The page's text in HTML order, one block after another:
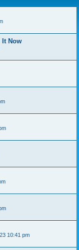
It Now
10:41 pm